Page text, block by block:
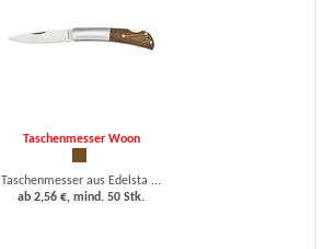
Taschenmesser Woon
Taschenmesser aus Edelsta ...
ab 2,56 €, mind. 50 Stk.